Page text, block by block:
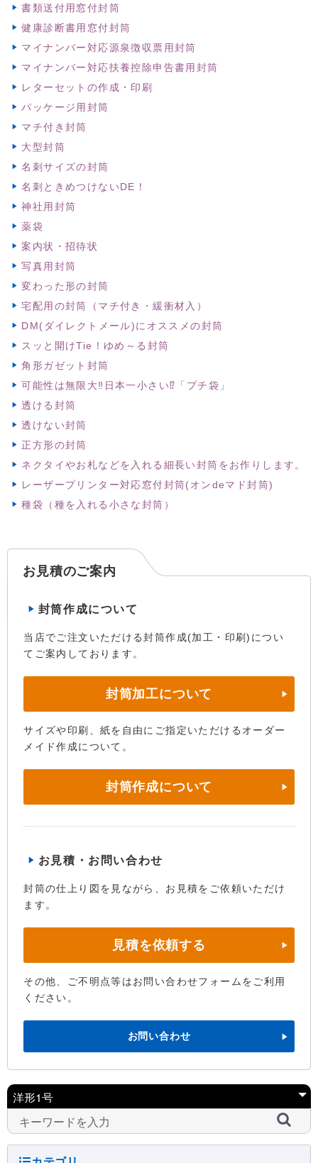
書類送付用窓付封筒
健康診断書用窓付封筒
マイナンバー対応源泉徴収票用封筒
マイナンバー対応扶養控除申告書用封筒
レターセットの作成・印刷
パッケージ用封筒
マチ付き封筒
大型封筒
名刺サイズの封筒
名刺ときめつけないDE！
神社用封筒
薬袋
案内状・招待状
写真用封筒
変わった形の封筒
宅配用の封筒（マチ付き・緩衝材入）
DM(ダイレクトメール)にオススメの封筒
スッと開けTie！ゆめ～る封筒
角形ガゼット封筒
可能性は無限大‼日本一小さい⁉「プチ袋」
透ける封筒
透けない封筒
正方形の封筒
ネクタイやお札などを入れる細長い封筒をお作りします。
レーザープリンター対応窓付封筒(オンdeマド封筒)
種袋（種を入れる小さな封筒）
お見積のご案内
封筒作成について
当店でご注文いただける封筒作成(加工・印刷)につい
てご案内しております。
封筒加工について
サイズや印刷、紙を自由にご指定いただけるオーダー
メイド作成について。
封筒作成について
お見積・お問い合わせ
封筒の仕上り図を見ながら、お見積をご依頼いただけ
ます。
見積を依頼する
その他、ご不明点等はお問い合わせフォームをご利用
ください。
お問い合わせ